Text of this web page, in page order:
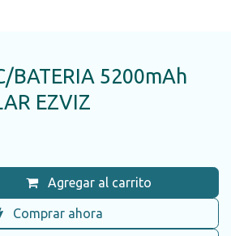
BATERIA 5200mAh
EZVIZ
Agregar al carrito
Comprar ahora